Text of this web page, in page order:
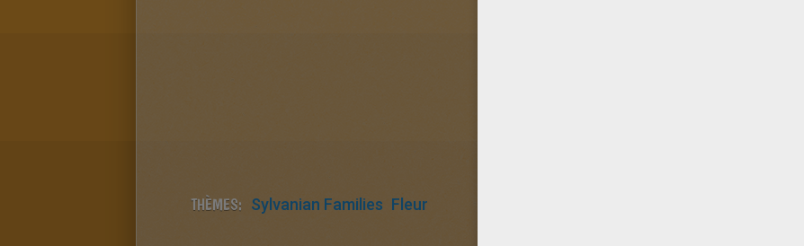
THÈMES: Sylvanian Families Fleur